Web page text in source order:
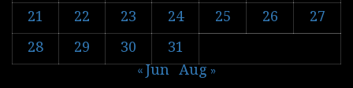
21
22 23 24 25 26
27
28
29 30
31
« Jun Aug »